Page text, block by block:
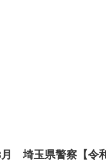
埼玉県警察【令